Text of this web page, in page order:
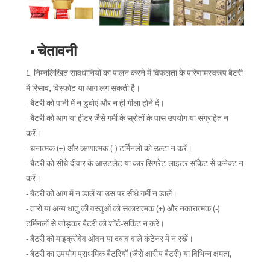
■ चेतावनी
1. निम्नलिखित सावधानियों का पालन करने में विफलता के परिणामस्वरूप बैटरी
में रिसाव, विस्फोट या आग लग सकती है।
- बैटरी को पानी में न डुबोएं और न ही गीला होने दें।
- बैटरी को आग या हीटर जैसे गर्मी के स्रोतों के पास उपयोग या संग्रहित न
करें।
- धनात्मक (+) और ऋणात्मक (-) टर्मिनलों को उल्टा न करें।
- बैटरी को सीधे दीवार के आउटलेट या कार सिगरेट-लाइटर सॉकेट से कनेक्ट न
करें।
- बैटरी को आग में न डालें या उस पर सीधे गर्मी न डालें।
- तारों या अन्य धातु की वस्तुओं को सकारात्मक (+) और नकारात्मक (-)
टर्मिनलों से जोड़कर बैटरी को शॉर्ट-सर्किट न करें।
- बैटरी को माइक्रोवेव ओवन या दबाव वाले कंटेनर में न रखें।
- बैटरी का उपयोग प्राथमिक बैटरियों (जैसे क्षारीय बैटरी) या विभिन्न क्षमता,